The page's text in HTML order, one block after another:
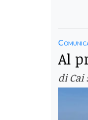
Al
di Cai